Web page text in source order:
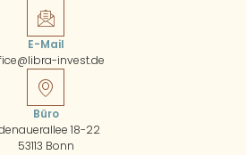
E-Mail
invest.de
Büro
18-22
53113 Bonn